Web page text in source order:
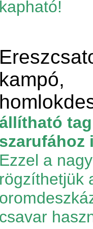
kapható!
kampó,
szarufához
Ezzel a
rögzíthetjük
csavar